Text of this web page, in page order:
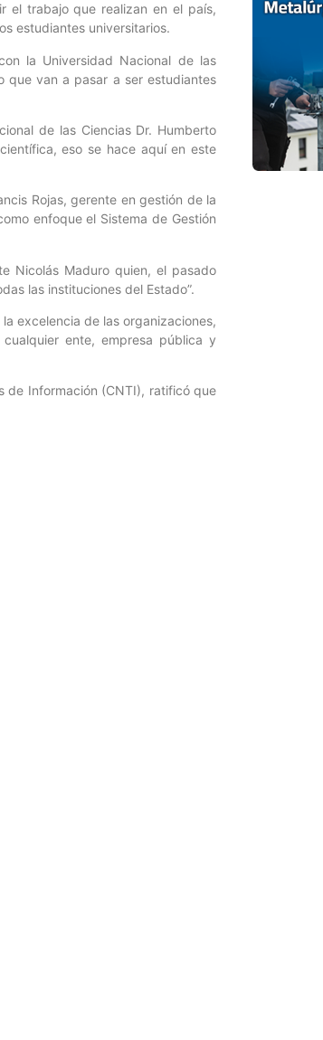
el trabajo que realizan en el país,
estudiantes universitarios.
la Universidad Nacional de las
que van a pasar a ser estudiantes
de las Ciencias Dr. Humberto
eso se hace aquí en este
Rojas, gerente en gestión de la
enfoque el Sistema de Gestión
Nicolás Maduro quien, el pasado
las instituciones del Estado”.
excelencia de las organizaciones,
ente, empresa pública y
de Información (CNTI), ratificó que